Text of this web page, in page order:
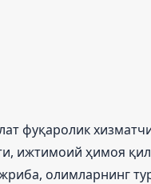
фуқаролик
ижтимоий ҳимоя
олимларнинг